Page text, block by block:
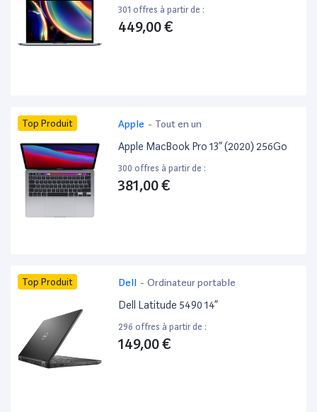
301 offres à partir de :
449,00 €
Top Produit Apple - Tout en un
Apple MacBook Pro 13” (2020) 256Go
300 offres à partir de :
381,00 €
Top Produit Dell - Ordinateur portable
Dell Latitude 5490 14”
296 offres à partir de :
149,00 €